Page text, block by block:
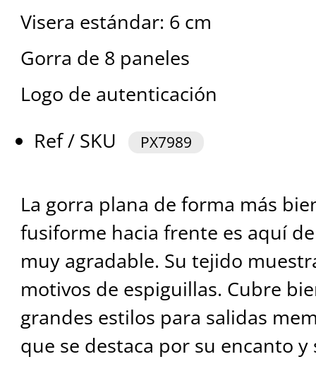
Visera estándar: 6 cm
Gorra de 8 paneles
Logo de autenticación
Ref / SKU
PX7989
La gorra plana de forma más
fusiforme hacia frente es aquí
muy agradable. Su tejido
motivos de espiguillas. Cubre
grandes estilos para salidas
que se destaca por su encanto